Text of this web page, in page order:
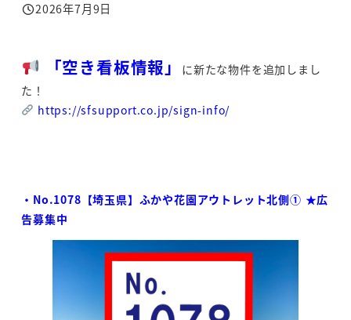
投稿日
2026年7月9日
「空き看板情報」
に新たな物件を追加しまし
た！
https://sfsupport.co.jp/sign-info/
・No.1078【埼玉県】ふかや花園アウトレット北側① ★広
告募集中